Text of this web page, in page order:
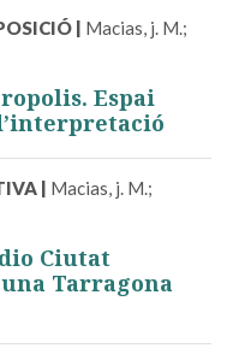
| Macias, j. M.;
Espai
| Macias, j. M.;
Ciutat
Tarragona